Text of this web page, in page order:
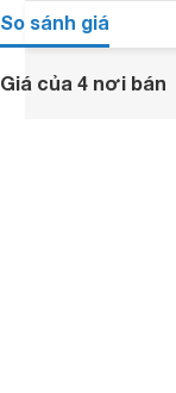
So sánh giá
Giá của 4 nơi bán